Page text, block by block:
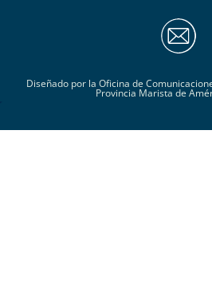
Diseñado por la Oficina de
Provincia Marista de